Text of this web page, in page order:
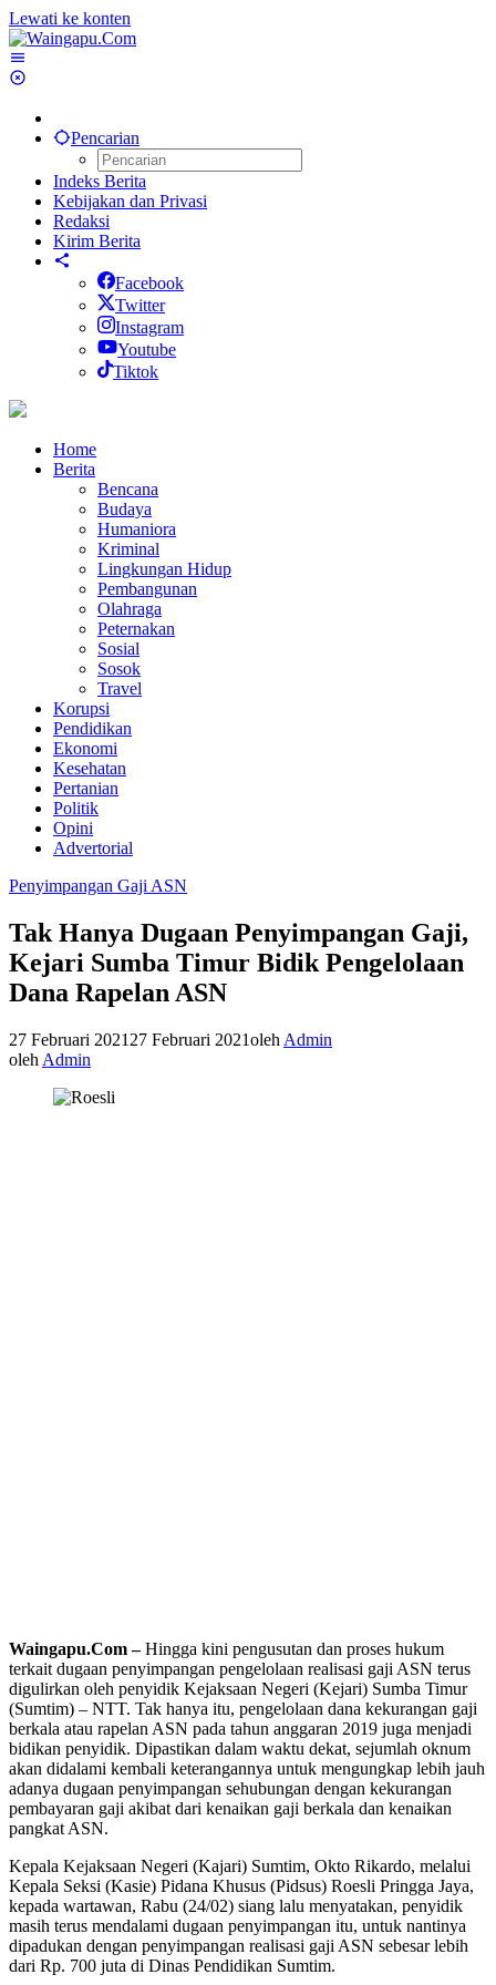
Lewati ke konten
Pencarian
Indeks Berita
Kebijakan dan Privasi
Redaksi
Kirim Berita
Facebook
Twitter
Instagram
Youtube
Tiktok
Home
Berita
Bencana
Budaya
Humaniora
Kriminal
Lingkungan Hidup
Pembangunan
Olahraga
Peternakan
Sosial
Sosok
Travel
Korupsi
Pendidikan
Ekonomi
Kesehatan
Pertanian
Politik
Opini
Advertorial
Penyimpangan Gaji ASN
Tak Hanya Dugaan Penyimpangan Gaji,
Kejari Sumba Timur Bidik Pengelolaan
Dana Rapelan ASN
27 Februari 2021 27 Februari 2021oleh Admin
oleh Admin
Waingapu.Com –Hingga kini pengusutan dan proses hukum
terkait dugaan penyimpangan pengelolaan realisasi gaji ASN terus
digulirkan oleh penyidik Kejaksaan Negeri (Kejari) Sumba Timur
(Sumtim) – NTT. Tak hanya itu, pengelolaan dana kekurangan gaji
berkala atau rapelan ASN pada tahun anggaran 2019 juga menjadi
bidikan penyidik. Dipastikan dalam waktu dekat, sejumlah oknum
akan didalami kembali keterangannya untuk mengungkap lebih jauh
adanya dugaan penyimpangan sehubungan dengan kekurangan
pembayaran gaji akibat dari kenaikan gaji berkala dan kenaikan
pangkat ASN.
Kepala Kejaksaan Negeri (Kajari) Sumtim, Okto Rikardo, melalui
Kepala Seksi (Kasie) Pidana Khusus (Pidsus) Roesli Pringga Jaya,
kepada wartawan, Rabu (24/02) siang lalu menyatakan, penyidik
masih terus mendalami dugaan penyimpangan itu, untuk nantinya
dipadukan dengan penyimpangan realisasi gaji ASN sebesar lebih
dari Rp. 700 juta di Dinas Pendidikan Sumtim.